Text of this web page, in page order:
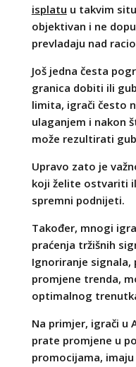
isplatu u takvim
objektivan i ne
prevladaju nad
Još jedna česta
granica dobiti ili
limita, igrači često
ulaganjem i nakon
može rezultirati
Upravo zato je
koji želite ostvariti
spremni podnijeti.
Također, mnogi
praćenja tržišnih
Ignoriranje
promjene trenda,
optimalnog
Na primjer, igrači u
prate promjene u
promocijama, imaju